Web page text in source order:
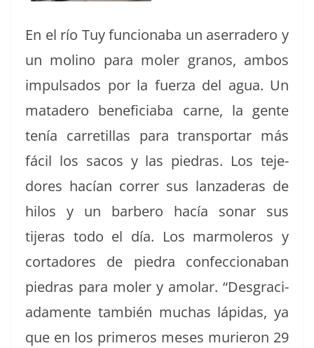
En el río Tuy fun­ciona­ba un aser­radero y
un moli­no para mol­er gra­nos, ambos
impul­sa­dos por la fuerza del agua. Un
matadero ben­e­fi­cia­ba carne, la gente
tenía car­retil­las para trans­portar más
fácil los sacos y las piedras. Los teje­
dores hacían cor­rer sus lan­zaderas de
hilos y un bar­bero hacía sonar sus
tijeras todo el día. Los mar­moleros y
cor­ta­dores de piedra con­fec­ciona­ban
piedras para mol­er y amo­lar. “Des­gra­ci­
ada­mente tam­bién muchas láp­i­das, ya
que en los primeros meses murieron 29